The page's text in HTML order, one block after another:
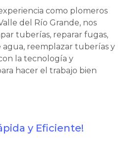
como plomeros
del Río Grande, nos
tuberías, reparar fugas,
reemplazar tuberías y
la tecnología y
hacer el trabajo bien
y Eficiente!